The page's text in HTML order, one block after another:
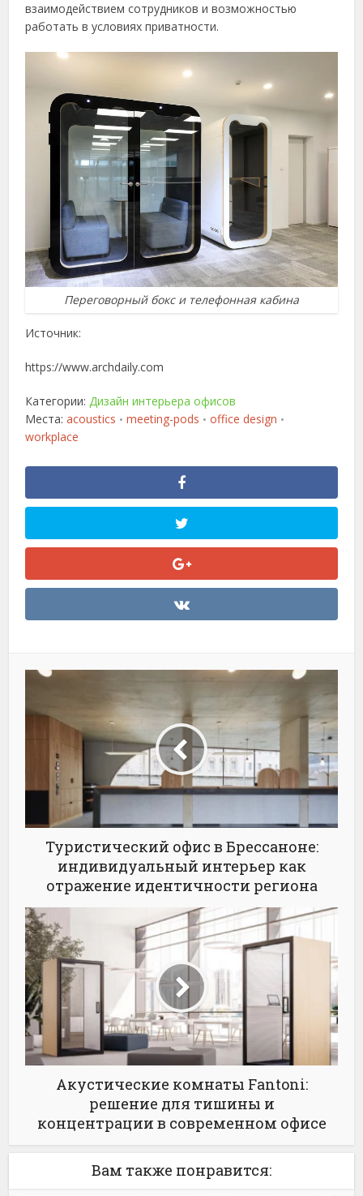
взаимодействием сотрудников и возможностью
работать в условиях приватности.
Переговорный бокс и телефонная кабина
Источник:
https://www.archdaily.com
Категории:Дизайн интерьера офисов
Места:acoustics • meeting-pods • office design •
workplace
Туристический офис в Брессаноне:
индивидуальный интерьер как
отражение идентичности региона
Акустические комнаты Fantoni:
решение для тишины и
концентрации в современном офисе
Вам также понравится: